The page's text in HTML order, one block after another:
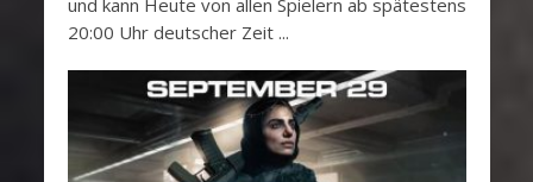
20:00 Uhr deutscher Zeit ...